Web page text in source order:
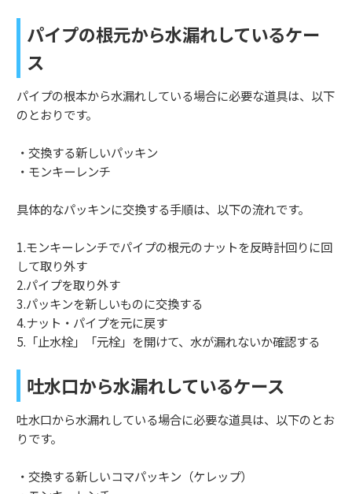
パイプの根元から水漏れしているケー
ス
パイプの根本から水漏れしている場合に必要な道具は、以下
のとおりです。
・交換する新しいパッキン
・モンキーレンチ
具体的なパッキンに交換する手順は、以下の流れです。
1.モンキーレンチでパイプの根元のナットを反時計回りに回
して取り外す
2.パイプを取り外す
3.パッキンを新しいものに交換する
4.ナット・パイプを元に戻す
5.「止水栓」「元栓」を開けて、水が漏れないか確認する
吐水口から水漏れしているケース
吐水口から水漏れしている場合に必要な道具は、以下のとお
りです。
・交換する新しいコマパッキン（ケレップ）